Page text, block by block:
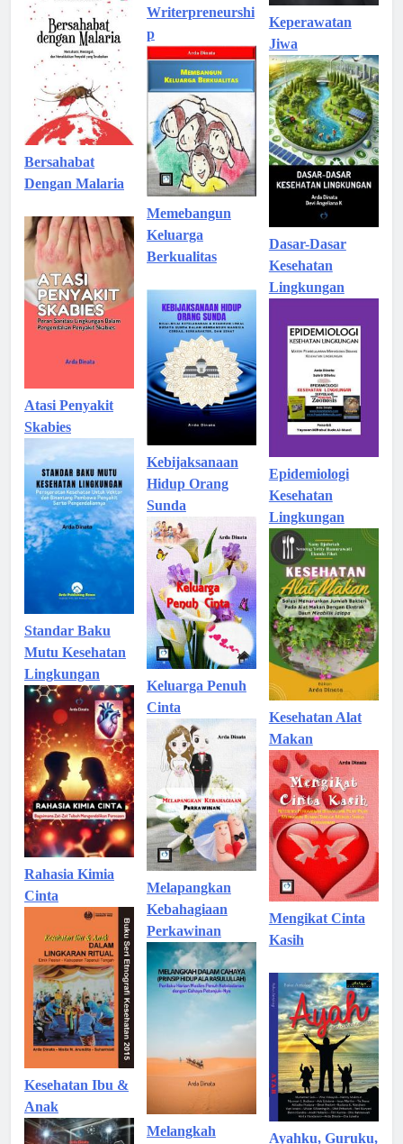
Bersahabat
Dengan Malaria
Atasi Penyakit
Skabies
Standar Baku
Mutu Kesehatan
Lingkungan
Rahasia Kimia
Cinta
Kesehatan Ibu &
Anak
Writerpreneurshi
p
Memebangun
Keluarga
Berkualitas
Kebijaksanaan
Hidup Orang
Sunda
Keluarga Penuh
Cinta
Melapangkan
Kebahagiaan
Perkawinan
Melangkah
Keperawatan
Jiwa
Dasar-Dasar
Kesehatan
Lingkungan
Epidemiologi
Kesehatan
Lingkungan
Kesehatan Alat
Makan
Mengikat Cinta
Kasih
Ayahku, Guruku,